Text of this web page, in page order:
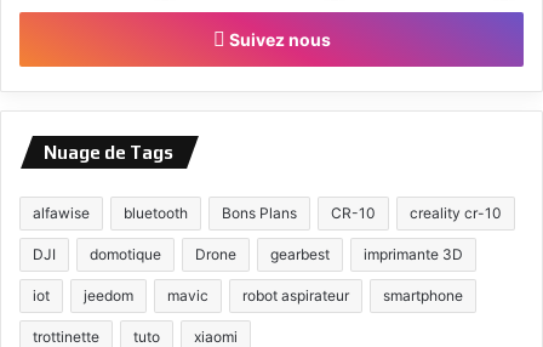
Suivez nous
Nuage de Tags
alfawise bluetooth Bons Plans CR-10 creality cr-10
DJI domotique Drone gearbest imprimante 3D
iot jeedom mavic robot aspirateur smartphone
trottinette tuto xiaomi